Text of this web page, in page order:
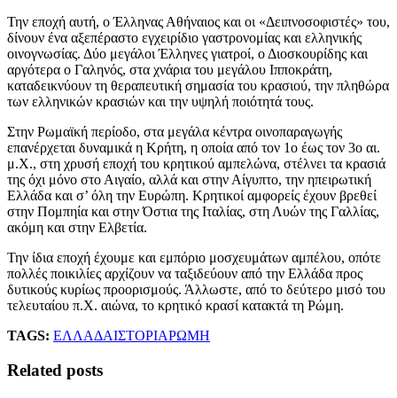
Την εποχή αυτή, ο Έλληνας Αθήναιος και οι «Δειπνοσοφιστές» του,
δίνουν ένα αξεπέραστο εγχειρίδιο γαστρονομίας και ελληνικής
οινογνωσίας. Δύο μεγάλοι Έλληνες γιατροί, ο Διοσκουρίδης και
αργότερα ο Γαληνός, στα χνάρια του μεγάλου Ιπποκράτη,
καταδεικνύουν τη θεραπευτική σημασία του κρασιού, την πληθώρα
των ελληνικών κρασιών και την υψηλή ποιότητά τους.
Στην Ρωμαϊκή περίοδο, στα μεγάλα κέντρα οινοπαραγωγής
επανέρχεται δυναμικά η Κρήτη, η οποία από τον 1ο έως τον 3ο αι.
μ.Χ., στη χρυσή εποχή του κρητικού αμπελώνα, στέλνει τα κρασιά
της όχι μόνο στο Αιγαίο, αλλά και στην Αίγυπτο, την ηπειρωτική
Ελλάδα και σ’ όλη την Ευρώπη. Κρητικοί αμφορείς έχουν βρεθεί
στην Πομπηία και στην Όστια της Ιταλίας, στη Λυών της Γαλλίας,
ακόμη και στην Ελβετία.
Την ίδια εποχή έχουμε και εμπόριο μοσχευμάτων αμπέλου, οπότε
πολλές ποικιλίες αρχίζουν να ταξιδεύουν από την Ελλάδα προς
δυτικούς κυρίως προορισμούς. Άλλωστε, από το δεύτερο μισό του
τελευταίου π.Χ. αιώνα, το κρητικό κρασί κατακτά τη Ρώμη.
TAGS: ΕΛΛΑΔΑΙΣΤΟΡΙΑΡΩΜΗ
Related posts